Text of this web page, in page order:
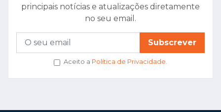
principais notícias e atualizações diretamente
no seu email.
Subscrever
Aceito a Política de Privacidade